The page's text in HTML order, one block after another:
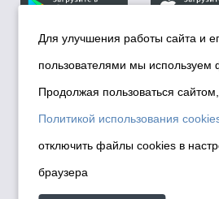
© Департамент
города Новосибирска, 2026
Политика использования
Политика по обработке
данных в
мэрии города
Для улучшения работы сайта и
пользователями мы используем
Продолжая пользоваться
Политикой использования
отключить файлы cookies в
браузера